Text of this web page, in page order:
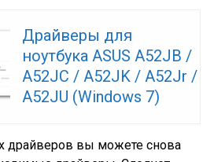
Драйверы для
ноутбука ASUS A52JB /
A52JC / A52JK / A52Jr /
A52JU (Windows 7)
драйверов вы можете снова